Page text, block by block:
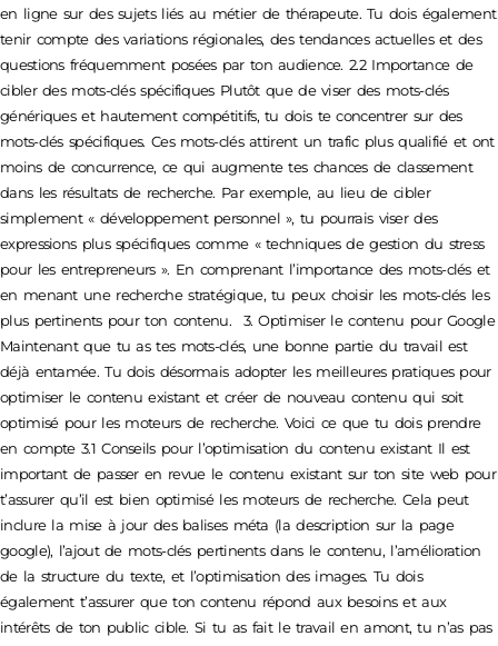
en ligne sur des sujets liés au métier de thérapeute. Tu dois également
tenir compte des variations régionales, des tendances actuelles et des
questions fréquemment posées par ton audience. 2.2 Importance de
cibler des mots-clés spécifiques Plutôt que de viser des mots-clés
génériques et hautement compétitifs, tu dois te concentrer sur des
mots-clés spécifiques. Ces mots-clés attirent un trafic plus qualifié et ont
moins de concurrence, ce qui augmente tes chances de classement
dans les résultats de recherche. Par exemple, au lieu de cibler
simplement « développement personnel », tu pourrais viser des
expressions plus spécifiques comme « techniques de gestion du stress
pour les entrepreneurs ». En comprenant l’importance des mots-clés et
en menant une recherche stratégique, tu peux choisir les mots-clés les
plus pertinents pour ton contenu. 3. Optimiser le contenu pour Google
Maintenant que tu as tes mots-clés, une bonne partie du travail est
déjà entamée. Tu dois désormais adopter les meilleures pratiques pour
optimiser le contenu existant et créer de nouveau contenu qui soit
optimisé pour les moteurs de recherche. Voici ce que tu dois prendre
en compte 3.1 Conseils pour l’optimisation du contenu existant Il est
important de passer en revue le contenu existant sur ton site web pour
t’assurer qu’il est bien optimisé les moteurs de recherche. Cela peut
inclure la mise à jour des balises méta (la description sur la page
google), l’ajout de mots-clés pertinents dans le contenu, l’amélioration
de la structure du texte, et l’optimisation des images. Tu dois
également t’assurer que ton contenu répond aux besoins et aux
intérêts de ton public cible. Si tu as fait le travail en amont, tu n’as pas